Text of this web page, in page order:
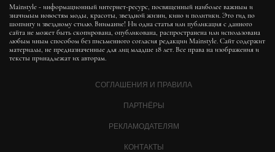
Mainstyle - информационный интернет-ресурс, посвященный наиболее важным и
значимым новостям моды, красоты, звездной жизни, кино и политики. Это гид по
шопингу и звездному стилю. Внимание! Ни одна статья или публикация с данного
сайта не может быть скопирована, опубликована, распространена или использована
любым иным способом без письменного согласия редакции Mainstyle. Сайт содержит
материалы, не предназначенные для лиц младше 18 лет. Все права на изображения и
тексты принадлежат их авторам.
СОГЛАШЕНИЯ И ПРАВИЛА
ПАРТНЁРЫ
РЕКЛАМОДАТЕЛЯМ
КОНТАКТЫ